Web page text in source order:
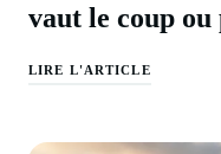
vaut le coup ou
LIRE L'ARTICLE